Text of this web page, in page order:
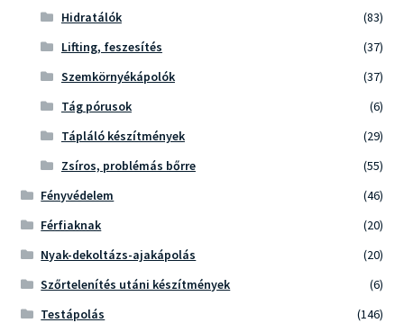
Hidratálók
(83)
Lifting, feszesítés
(37)
Szemkörnyékápolók
(37)
Tág pórusok
(6)
Tápláló készítmények
(29)
Zsíros, problémás bőrre
(55)
Fényvédelem
(46)
Férfiaknak
(20)
Nyak-dekoltázs-ajakápolás
(20)
Szőrtelenítés utáni készítmények
(6)
Testápolás
(146)